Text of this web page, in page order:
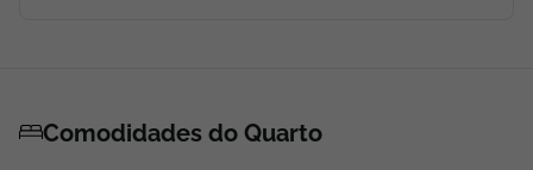
Comodidades do Quarto